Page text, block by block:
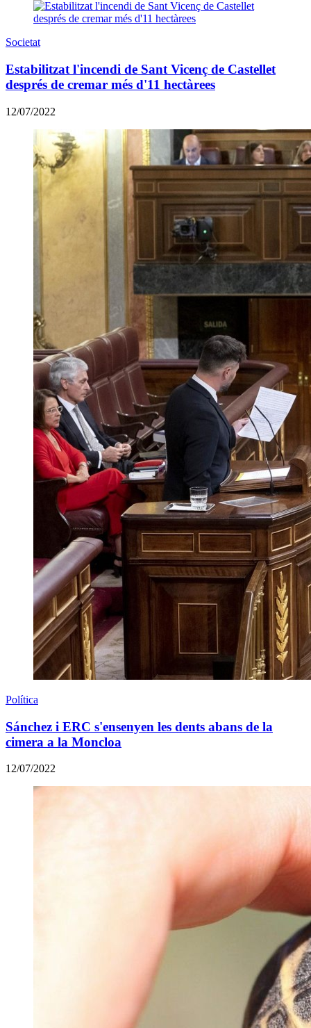
Societat
Estabilitzat l'incendi de Sant Vicenç de Castellet
després de cremar més d'11 hectàrees
12/07/2022
Política
Sánchez i ERC s'ensenyen les dents abans de la
cimera a la Moncloa
12/07/2022